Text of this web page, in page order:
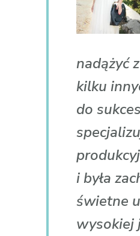
nadążyć
kilku
do
i była
świetne
wysokiej